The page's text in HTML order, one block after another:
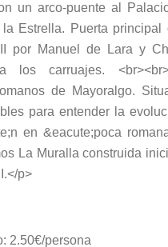
un arco-puente al
Estrella. Puerta
por Manuel de Lara y
carruajes.
de Mayoralgo.
para entender la
en &eacute;poca
La Muralla construida
p>
2.50€/persona